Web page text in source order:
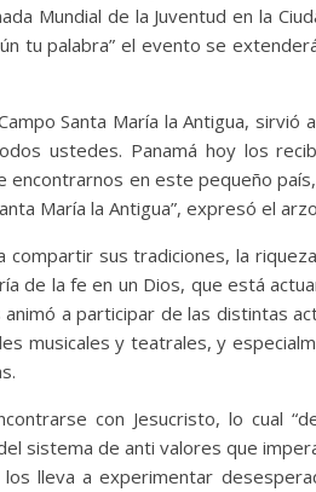
Mundial de la Juventud en la
tu palabra” el evento se
Santa María la Antigua, sirvió
ustedes. Panamá hoy los
en este pequeño
María la Antigua”, expresó el
sus tradiciones, la
de la fe en un Dios, que está
a participar de las distintas
musicales y teatrales, y
con Jesucristo, lo cual
sistema de anti valores que
lleva a experimentar